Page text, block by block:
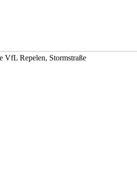
VfL Repelen, Stormstraße